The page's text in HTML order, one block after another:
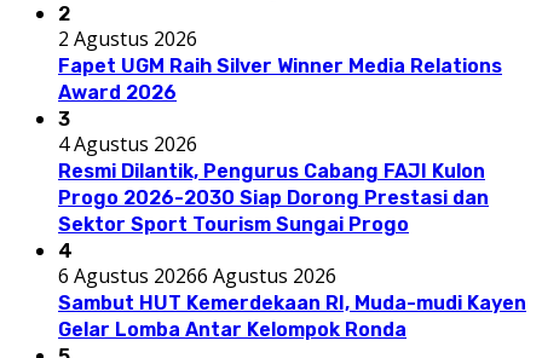
2
2 Agustus 2026
Fapet UGM Raih Silver Winner Media Relations
Award 2026
3
4 Agustus 2026
Resmi Dilantik, Pengurus Cabang FAJI Kulon
Progo 2026-2030 Siap Dorong Prestasi dan
Sektor Sport Tourism Sungai Progo
4
6 Agustus 20266 Agustus 2026
Sambut HUT Kemerdekaan RI, Muda-mudi Kayen
Gelar Lomba Antar Kelompok Ronda